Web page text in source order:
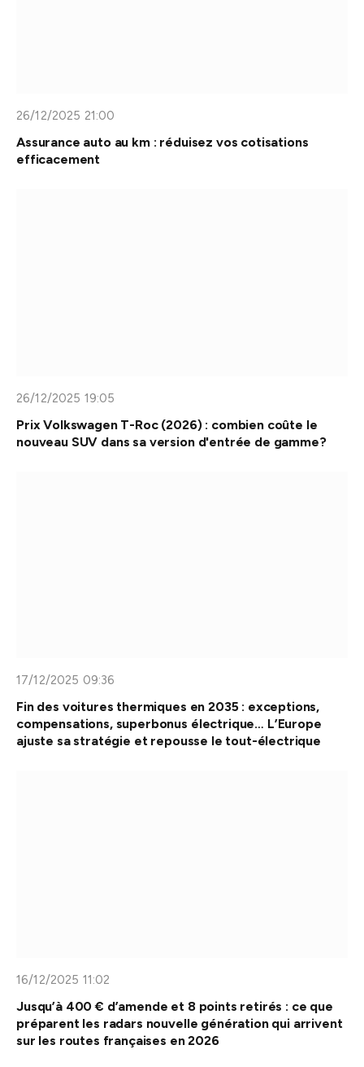
26/12/2025 21:00
Assurance auto au km : réduisez vos cotisations
efficacement
26/12/2025 19:05
Prix Volkswagen T-Roc (2026) : combien coûte le
nouveau SUV dans sa version d'entrée de gamme?
17/12/2025 09:36
Fin des voitures thermiques en 2035 : exceptions,
compensations, superbonus électrique… L’Europe
ajuste sa stratégie et repousse le tout-électrique
16/12/2025 11:02
Jusqu’à 400 € d’amende et 8 points retirés : ce que
préparent les radars nouvelle génération qui arrivent
sur les routes françaises en 2026